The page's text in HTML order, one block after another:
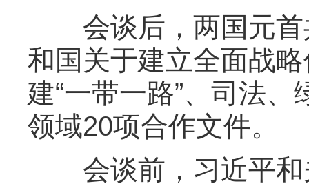
会谈后，两国元首
和国关于建立全面战
建“一带一路”、司法
领域20项合作文件。
会谈前，习近平和